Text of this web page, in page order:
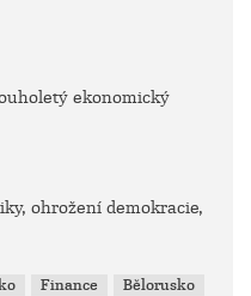
ekonomický
ohrožení demokracie,
Finance
Bělorusko